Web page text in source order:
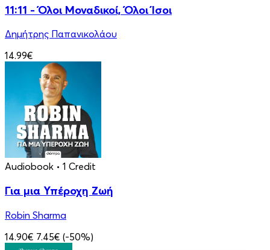
11:11 - Όλοι Μοναδικοί, Όλοι Ίσοι
Δημήτρης Παπανικολάου
14.99€
Audiobook • 1 Credit
Για μια Υπέροχη Ζωή
Robin Sharma
14.90€ 7.45€ (-50%)